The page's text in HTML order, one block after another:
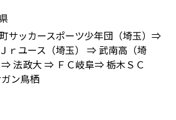
サッカースポーツ少年団（埼玉）⇒
ｒユース（埼玉） ⇒ 武南高（埼
⇒ 法政大 ⇒ ＦＣ岐阜⇒ 栃木ＳＣ
ン鳥栖